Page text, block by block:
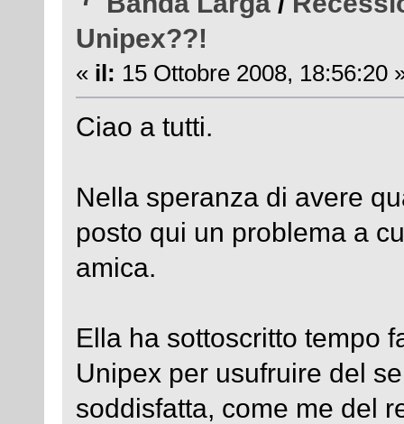
Unipex??!
« il: 15 Ottobre 2008, 18:56:20
Ciao a tutti.
Nella speranza di avere
posto qui un problema a
amica.
Ella ha sottoscritto tempo
Unipex per usufruire del
soddisfatta, come me del